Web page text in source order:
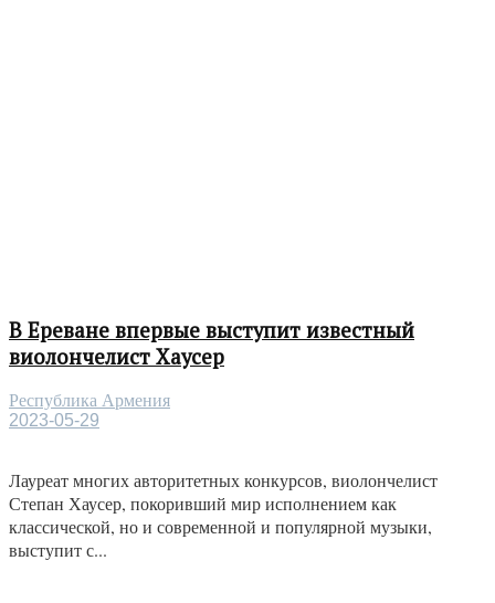
В Ереване впервые выступит известный
виолончелист Хаусер
Республика Армения
2023-05-29
Лауреат многих авторитетных конкурсов, виолончелист
Степан Хаусер, покоривший мир исполнением как
классической, но и современной и популярной музыки,
выступит с...